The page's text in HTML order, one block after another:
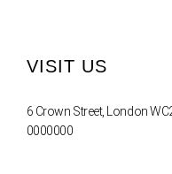
VISIT US
6 Crown Street, London
0000000